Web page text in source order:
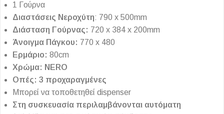
1 Γούρνα
Διαστάσεις Νεροχύτη: 790 x 500mm
Διάσταση Γούρνας: 720 x 384 x 200mm
Άνοιγμα Πάγκου: 770 x 480
Ερμάριο: 80cm
Χρώμα: NERO
Οπές: 3 προχαραγμένες
Μπορεί να τοποθετηθεί dispenser
Στη συσκευασία περιλαμβάνονται αυτόματη